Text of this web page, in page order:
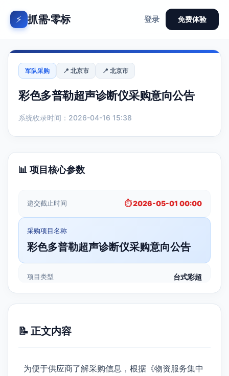
⚡ 抓需·零标 登录 免费体验
军队采购 📍 北京市 📍 北京市
彩色多普勒超声诊断仪采购意向公告
系统收录时间：2026-04-16 15:38
📊 项目核心参数
递交截止时间 ⏱️ 2026-05-01 00:00
采购项目名称
彩色多普勒超声诊断仪采购意向公告
项目类型 台式彩超
📝 正文内容
为便于供应商了解采购信息，根据《物资服务集中